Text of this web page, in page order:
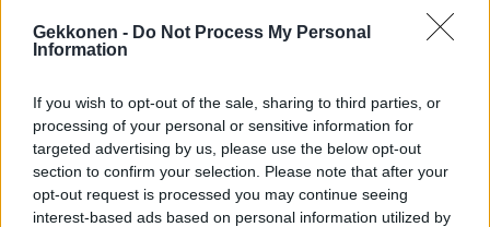
Gekkonen - Do Not Process My Personal
Information
If you wish to opt-out of the sale, sharing to third parties, or
processing of your personal or sensitive information for
targeted advertising by us, please use the below opt-out
section to confirm your selection. Please note that after your
opt-out request is processed you may continue seeing
interest-based ads based on personal information utilized by
Heräsikö ajatuksia? Kerro mielipiteesi.
✨ Nimikone